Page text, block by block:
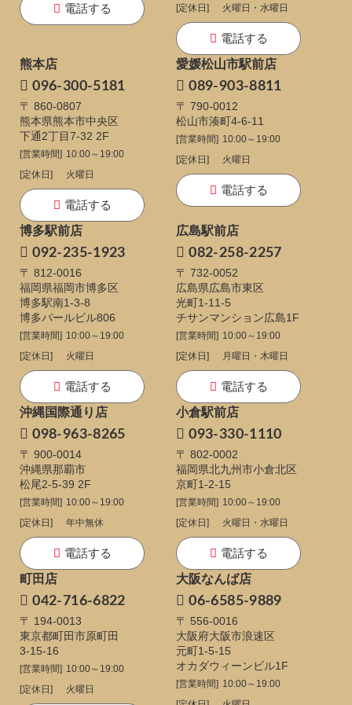
電話する
[定休日]
火曜日・水曜日
電話する
熊本店
096-300-5181
〒 860-0807
熊本県熊本市中央区
下通2丁目7-32 2F
[営業時間] 10:00～19:00
[定休日]
火曜日
電話する
愛媛松山市駅前店
089-903-8811
〒 790-0012
松山市湊町4-6-11
[営業時間] 10:00～19:00
[定休日]
火曜日
電話する
博多駅前店
092-235-1923
〒 812-0016
福岡県福岡市博多区
博多駅南1-3-8
博多パールビル806
[営業時間] 10:00～19:00
[定休日]
火曜日
電話する
広島駅前店
082-258-2257
〒 732-0052
広島県広島市東区
光町1-11-5
チサンマンション広島1F
[営業時間] 10:00～19:00
[定休日]
月曜日・木曜日
電話する
沖縄国際通り店
098-963-8265
〒 900-0014
沖縄県那覇市
松尾2-5-39 2F
[営業時間] 10:00～19:00
[定休日]
年中無休
電話する
小倉駅前店
093-330-1110
〒 802-0002
福岡県北九州市小倉北区
京町1-2-15
[営業時間] 10:00～19:00
[定休日]
火曜日・水曜日
電話する
町田店
042-716-6822
〒 194-0013
東京都町田市原町田
3-15-16
[営業時間] 10:00～19:00
[定休日]
火曜日
大阪なんば店
06-6585-9889
〒 556-0016
大阪府大阪市浪速区
元町1-5-15
オカダウィーンビル1F
[営業時間] 10:00～19:00